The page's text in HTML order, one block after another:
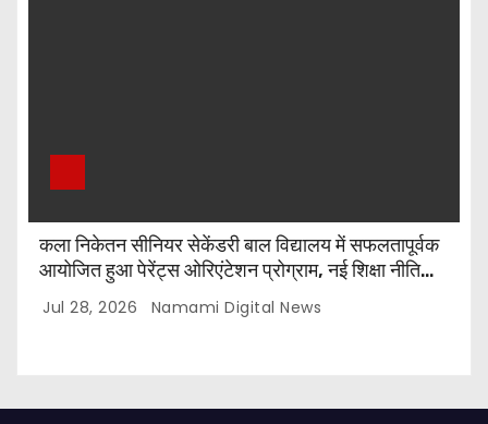
कला निकेतन सीनियर सेकेंडरी बाल विद्यालय में सफलतापूर्वक
आयोजित हुआ पेरेंट्स ओरिएंटेशन प्रोग्राम, नई शिक्षा नीति
और CBSE पाठ्यक्रम पर किया गया मार्गदर्शन
Jul 28, 2026 Namami Digital News